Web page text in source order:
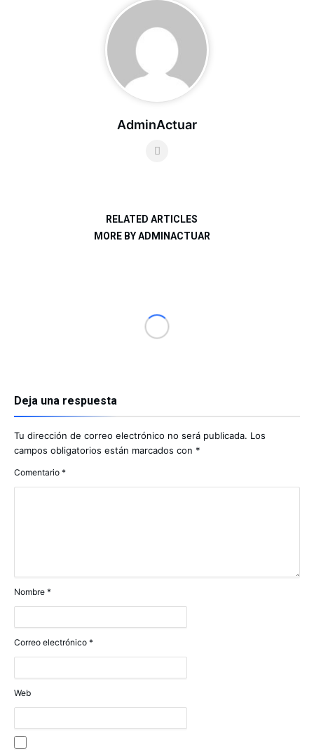
AdminActuar
RELATED ARTICLES
MORE BY ADMINACTUAR
Deja una respuesta
Tu dirección de correo electrónico no será publicada. Los
campos obligatorios están marcados con *
Comentario *
Nombre *
Correo electrónico *
Web